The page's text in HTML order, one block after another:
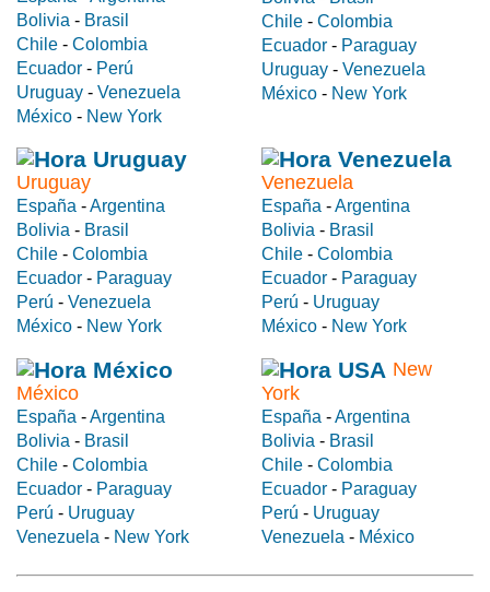
Bolivia - Brasil
Chile - Colombia
Ecuador - Perú
Uruguay - Venezuela
México - New York
Chile - Colombia
Ecuador - Paraguay
Uruguay - Venezuela
México - New York
Uruguay
España -Argentina
Bolivia - Brasil
Chile - Colombia
Ecuador - Paraguay
Perú - Venezuela
México - New York
Venezuela
España -Argentina
Bolivia - Brasil
Chile - Colombia
Ecuador - Paraguay
Perú - Uruguay
México - New York
México
España -Argentina
Bolivia - Brasil
Chile - Colombia
Ecuador - Paraguay
Perú - Uruguay
Venezuela - New York
New
York
España -Argentina
Bolivia - Brasil
Chile - Colombia
Ecuador - Paraguay
Perú - Uruguay
Venezuela - México